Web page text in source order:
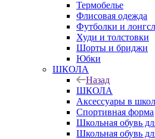
Термобелье
Флисовая одежда
Футболки и
Худи и толстовки
Шорты и бриджи
Юбки
ШКОЛА
Назад
ШКОЛА
Аксессуары в
Спортивная форма
Школьная обувь
Школьная обувь